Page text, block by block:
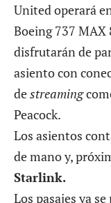
United operará
Boeing 737 MAX
disfrutarán de
asiento con
destreaming
Peacock.
Los asientos
de mano y,
Starlink.
Los pasajes ya